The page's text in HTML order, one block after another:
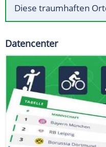
Diese traumhaften
Datencenter